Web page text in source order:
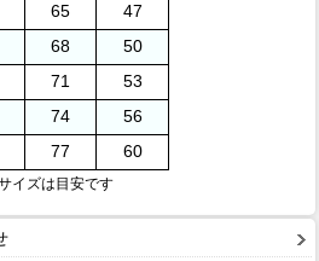
65
47
68
50
71
53
74
56
77 60
イズは目安です